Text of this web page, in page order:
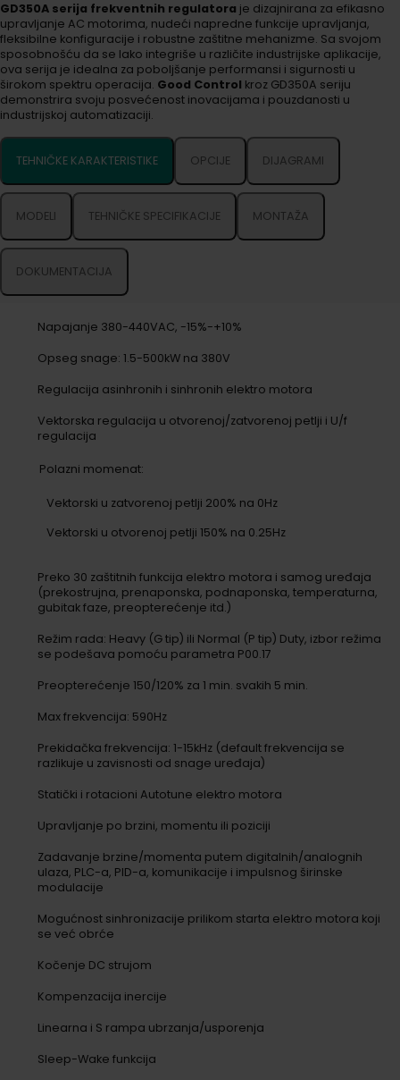
GD350A serija frekventnih regulatora je dizajnirana za efikasno
upravljanje AC motorima, nudeći napredne funkcije upravljanja,
fleksibilne konfiguracije i robustne zaštitne mehanizme. Sa svojom
sposobnošću da se lako integriše u različite industrijske aplikacije,
ova serija je idealna za poboljšanje performansi i sigurnosti u
širokom spektru operacija. Good Control kroz GD350A seriju
demonstrira svoju posvećenost inovacijama i pouzdanosti u
industrijskoj automatizaciji.
TEHNIČKE KARAKTERISTIKE OPCIJE DIJAGRAMI
MODELI TEHNIČKE SPECIFIKACIJE MONTAŽA
DOKUMENTACIJA
Napajanje 380-440VAC, -15%-+10%
Opseg snage: 1.5-500kW na 380V
Regulacija asinhronih i sinhronih elektro motora
Vektorska regulacija u otvorenoj/zatvorenoj petlji i U/f
regulacija
Polazni momenat:
Vektorski u zatvorenoj petlji 200% na 0Hz
Vektorski u otvorenoj petlji 150% na 0.25Hz
Preko 30 zaštitnih funkcija elektro motora i samog uređaja
(prekostrujna, prenaponska, podnaponska, temperaturna,
gubitak faze, preopterećenje itd.)
Režim rada: Heavy (G tip) ili Normal (P tip) Duty, izbor režima
se podešava pomoću parametra P00.17
Preopterećenje 150/120% za 1 min. svakih 5 min.
Max frekvencija: 590Hz
Prekidačka frekvencija: 1-15kHz (default frekvencija se
razlikuje u zavisnosti od snage uređaja)
Statički i rotacioni Autotune elektro motora
Upravljanje po brzini, momentu ili poziciji
Zadavanje brzine/momenta putem digitalnih/analognih
ulaza, PLC-a, PID-a, komunikacije i impulsnog širinske
modulacije
Mogućnost sinhronizacije prilikom starta elektro motora koji
se već obrće
Kočenje DC strujom
Kompenzacija inercije
Linearna i S rampa ubrzanja/usporenja
Sleep-Wake funkcija